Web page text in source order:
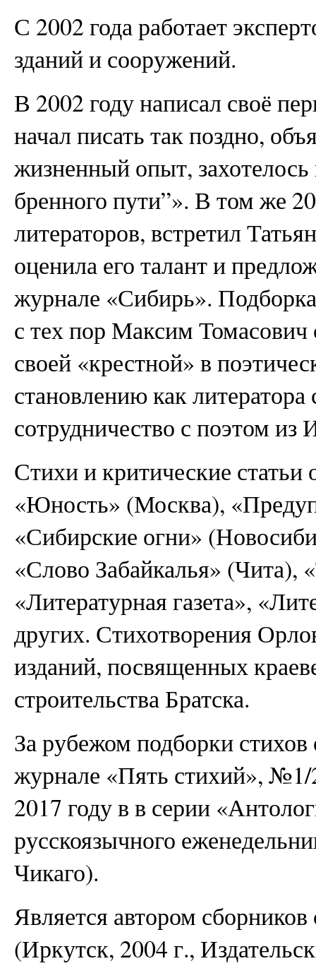
С 2002 года работает
зданий и сооружений.
В 2002 году написал своё
начал писать так поздно,
жизненный опыт,
бренного пути”». В том же
литераторов, встретил
оценила его талант и
журнале «Сибирь».
с тех пор Максим Томасович
своей «крестной» в
становлению как
сотрудничество с поэтом
Стихи и критические
«Юность» (Москва),
«Сибирские огни»
«Слово Забайкалья» (Чита),
«Литературная газета»,
других. Стихотворения
изданий, посвященных
строительства Братска.
За рубежом подборки
журнале «Пять стихий», №1/
2017 году в в серии
русскоязычного
Чикаго).
Является автором
(Иркутск, 2004 г.,